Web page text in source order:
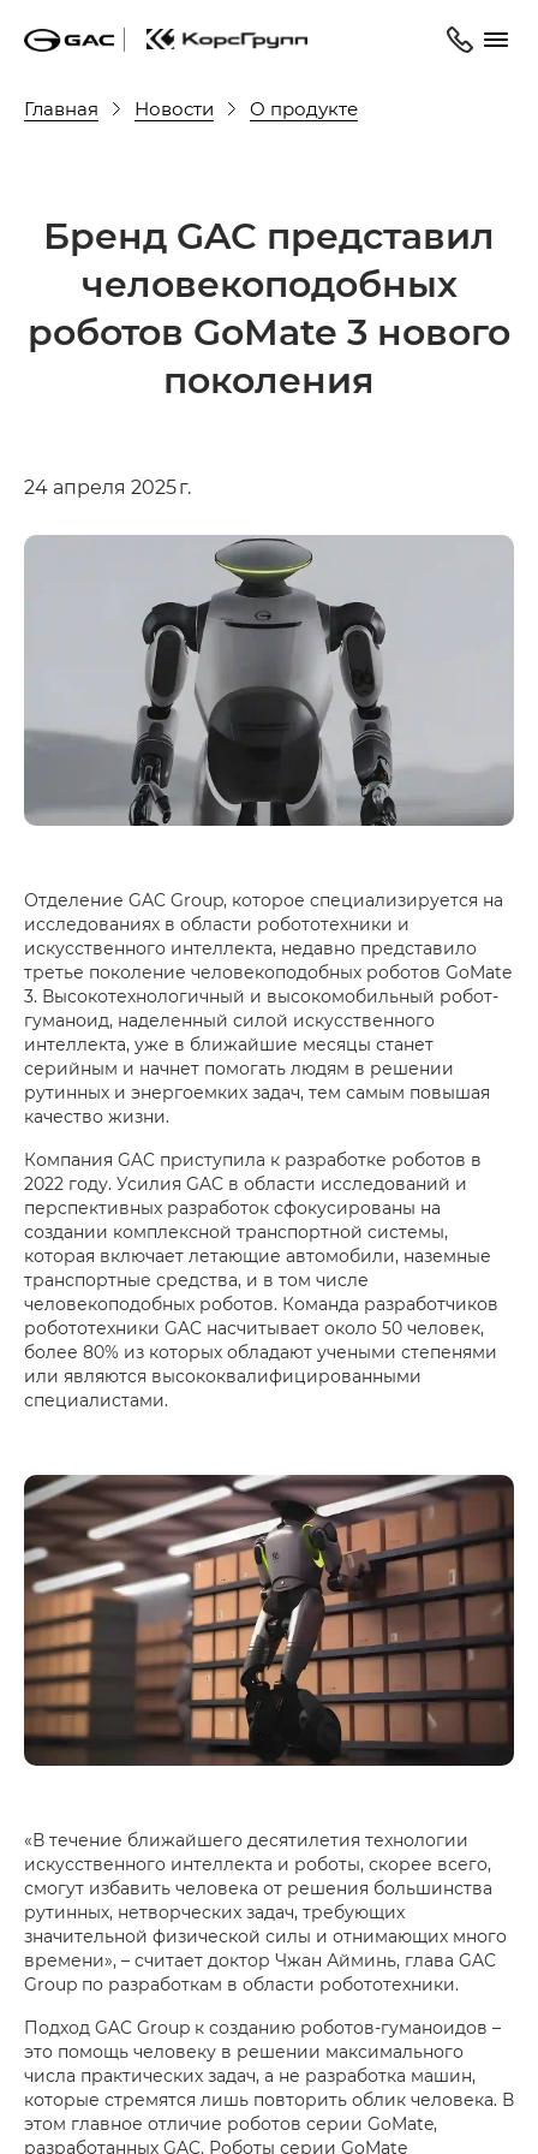
Главная Новости О продукте
Бренд GAC представил
человекоподобных
роботов GoMate 3 нового
поколения
24 апреля 2025 г.
Отделение GAC Group, которое специализируется на
исследованиях в области робототехники и
искусственного интеллекта, недавно представило
третье поколение человекоподобных роботов GoMate
3. Высокотехнологичный и высокомобильный робот-
гуманоид, наделенный силой искусственного
интеллекта, уже в ближайшие месяцы станет
серийным и начнет помогать людям в решении
рутинных и энергоемких задач, тем самым повышая
качество жизни.
Компания GAC приступила к разработке роботов в
2022 году. Усилия GAC в области исследований и
перспективных разработок сфокусированы на
создании комплексной транспортной системы,
которая включает летающие автомобили, наземные
транспортные средства, и в том числе
человекоподобных роботов. Команда разработчиков
робототехники GAC насчитывает около 50 человек,
более 80% из которых обладают учеными степенями
или являются высококвалифицированными
специалистами.
«В течение ближайшего десятилетия технологии
искусственного интеллекта и роботы, скорее всего,
смогут избавить человека от решения большинства
рутинных, нетворческих задач, требующих
значительной физической силы и отнимающих много
времени», – считает доктор Чжан Айминь, глава GAC
Group по разработкам в области робототехники.
Подход GAC Group к созданию роботов-гуманоидов –
это помощь человеку в решении максимального
числа практических задач, а не разработка машин,
которые стремятся лишь повторить облик человека. В
этом главное отличие роботов серии GoMate,
разработанных GAC. Роботы серии GoMate